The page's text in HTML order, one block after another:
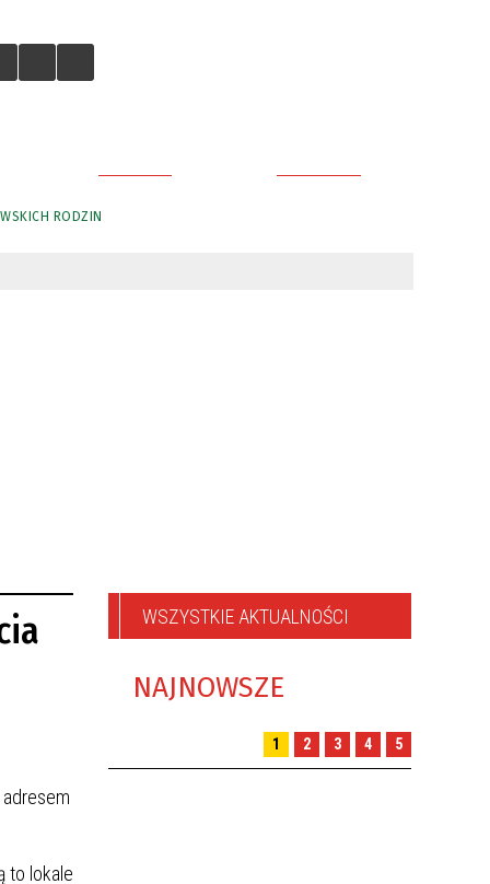
RODZIN
to lokale
WSZYSTKIE AKTUALNOŚCI
NAJNOWSZE
1 2 3 4 5